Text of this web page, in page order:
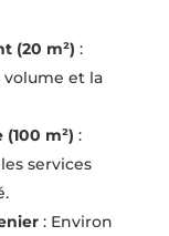
(20 m²) :
volume et la
m²) :
services
: Environ